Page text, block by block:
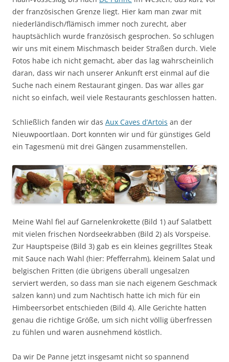
der französischen Grenze liegt. Hier kam man zwar mit
niederländisch/flämisch immer noch zurecht, aber
hauptsächlich wurde französisch gesprochen. So schlugen
wir uns mit einem Mischmasch beider Straßen durch. Viele
Fotos habe ich nicht gemacht, aber das lag wahrscheinlich
daran, dass wir nach unserer Ankunft erst einmal auf die
Suche nach einem Restaurant gingen. Das war alles gar
nicht so einfach, weil viele Restaurants geschlossen hatten.
Schließlich fanden wir das Aux Caves d’Artois an der
Nieuwpoortlaan. Dort konnten wir und für günstiges Geld
ein Tagesmenü mit drei Gängen zusammenstellen.
Meine Wahl fiel auf Garnelenkrokette (Bild 1) auf Salatbett
mit vielen frischen Nordseekrabben (Bild 2) als Vorspeise.
Zur Hauptspeise (Bild 3) gab es ein kleines gegrilltes Steak
mit Sauce nach Wahl (hier: Pfefferrahm), kleinem Salat und
belgischen Fritten (die übrigens überall ungesalzen
serviert werden, so dass man sie nach eigenem Geschmack
salzen kann) und zum Nachtisch hatte ich mich für ein
Himbeersorbet entschieden (Bild 4). Alle Gerichte hatten
genau die richtige Größe, um sich nicht völlig überfressen
zu fühlen und waren ausnehmend köstlich.
Da wir De Panne jetzt insgesamt nicht so spannend